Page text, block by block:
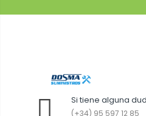
Si tiene alguna
(+34) 95 597 12 85